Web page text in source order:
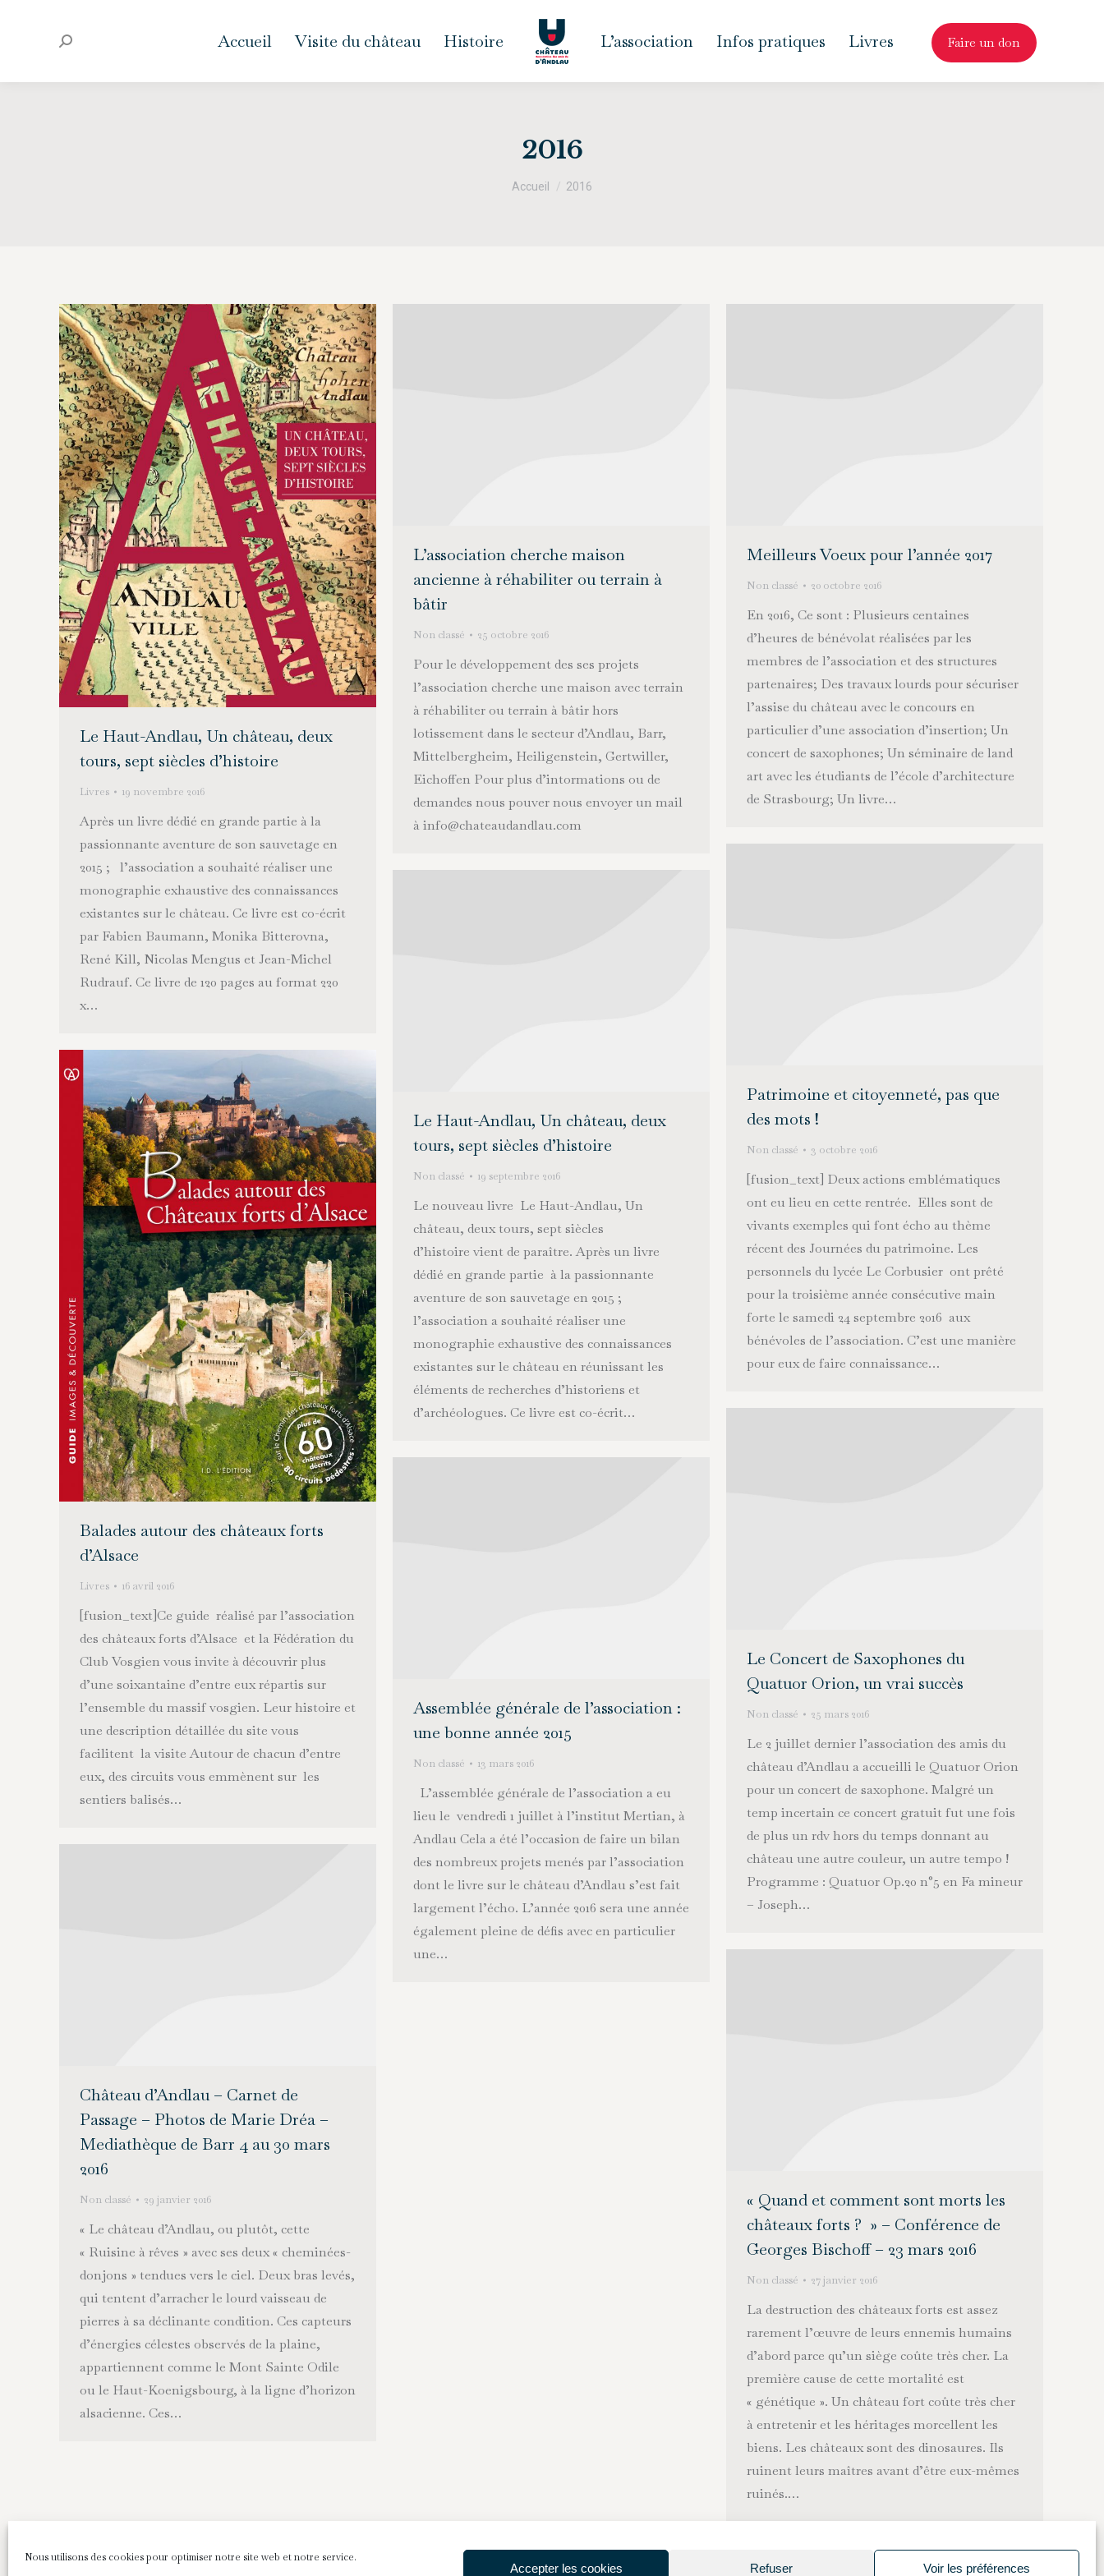
Nous utilisons des cookies pour optimiser notre site web et notre service.
Accepter les cookies Refuser Voir les préférences
Accueil Visite du château Histoire
Recherche
L’association Infos pratiques Livres Faire un don
2016
Vous êtes ici :
Accueil 2016
Le Haut-Andlau, Un château, deux
tours, sept siècles d’histoire
Livres 19 novembre 2016
Après un livre dédié en grande partie à la
passionnante aventure de son sauvetage en
2015 ; l’association a souhaité réaliser une
monographie exhaustive des connaissances
existantes sur le château. Ce livre est co-écrit
par Fabien Baumann, Monika Bitterovna,
René Kill, Nicolas Mengus et Jean-Michel
Rudrauf. Ce livre de 120 pages au format 220
x…
L’association cherche maison
ancienne à réhabiliter ou terrain à
bâtir
Non classé 25 octobre 2016
Pour le développement des ses projets
l’association cherche une maison avec terrain
à réhabiliter ou terrain à bâtir hors
lotissement dans le secteur d’Andlau, Barr,
Mittelbergheim, Heiligenstein, Gertwiller,
Eichoffen Pour plus d’intormations ou de
demandes nous pouver nous envoyer un mail
à
moc.u
aldna
duaet
ahc@o
fni
Meilleurs Voeux pour l’année 2017
Non classé 20 octobre 2016
En 2016, Ce sont : Plusieurs centaines
d’heures de bénévolat réalisées par les
membres de l’association et des structures
partenaires; Des travaux lourds pour sécuriser
l’assise du château avec le concours en
particulier d’une association d’insertion; Un
concert de saxophones; Un séminaire de land
art avec les étudiants de l’école d’architecture
de Strasbourg; Un livre…
Patrimoine et citoyenneté, pas que
des mots !
Non classé 3 octobre 2016
[fusion_text] Deux actions emblématiques
ont eu lieu en cette rentrée. Elles sont de
vivants exemples qui font écho au thème
récent des Journées du patrimoine. Les
personnels du lycée Le Corbusier ont prêté
pour la troisième année consécutive main
forte le samedi 24 septembre 2016 aux
bénévoles de l’association. C’est une manière
pour eux de faire connaissance…
Le Haut-Andlau, Un château, deux
tours, sept siècles d’histoire
Non classé 19 septembre 2016
Le nouveau livre Le Haut-Andlau, Un
château, deux tours, sept siècles
d’histoire vient de paraître. Après un livre
dédié en grande partie à la passionnante
aventure de son sauvetage en 2015 ;
l’association a souhaité réaliser une
monographie exhaustive des connaissances
existantes sur le château en réunissant les
éléments de recherches d’historiens et
d’archéologues. Ce livre est co-écrit…
Balades autour des châteaux forts
d’Alsace
Livres 16 avril 2016
[fusion_text]Ce guide réalisé par l’association
des châteaux forts d’Alsace et la Fédération du
Club Vosgien vous invite à découvrir plus
d’une soixantaine d’entre eux répartis sur
l’ensemble du massif vosgien. Leur histoire et
une description détaillée du site vous
facilitent la visite Autour de chacun d’entre
eux, des circuits vous emmènent sur les
sentiers balisés…
Le Concert de Saxophones du
Quatuor Orion, un vrai succès
Non classé 25 mars 2016
Le 2 juillet dernier l’association des amis du
château d’Andlau a accueilli le Quatuor Orion
pour un concert de saxophone. Malgré un
temp incertain ce concert gratuit fut une fois
de plus un rdv hors du temps donnant au
château une autre couleur, un autre tempo !
Programme : Quatuor Op.20 n°5 en Fa mineur
– Joseph…
Assemblée générale de l’association :
une bonne année 2015
Non classé 13 mars 2016
L’assemblée générale de l’association a eu
lieu le vendredi 1 juillet à l’institut Mertian, à
Andlau Cela a été l’occasion de faire un bilan
des nombreux projets menés par l’association
dont le livre sur le château d’Andlau s’est fait
largement l’écho. L’année 2016 sera une année
également pleine de défis avec en particulier
une…
Château d’Andlau – Carnet de
Passage – Photos de Marie Dréa –
Mediathèque de Barr 4 au 30 mars
2016
Non classé 29 janvier 2016
« Le château d’Andlau, ou plutôt, cette
« Ruisine à rêves » avec ses deux « cheminées-
donjons » tendues vers le ciel. Deux bras levés,
qui tentent d’arracher le lourd vaisseau de
pierres à sa déclinante condition. Ces capteurs
d’énergies célestes observés de la plaine,
appartiennent comme le Mont Sainte Odile
ou le Haut-Koenigsbourg, à la ligne d’horizon
alsacienne. Ces…
« Quand et comment sont morts les
châteaux forts ? » – Conférence de
Georges Bischoff – 23 mars 2016
Non classé 27 janvier 2016
La destruction des châteaux forts est assez
rarement l’œuvre de leurs ennemis humains
d’abord parce qu’un siège coûte très cher. La
première cause de cette mortalité est
« génétique ». Un château fort coûte très cher
à entretenir et les héritages morcellent les
biens. Les châteaux sont des dinosaures. Ils
ruinent leurs maîtres avant d’être eux-mêmes
ruinés.…